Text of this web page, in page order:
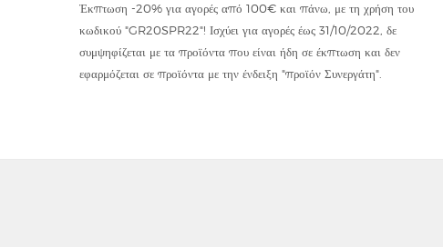
Έκπτωση -20% για αγορές από 100€ και πάνω, με τη χρήση του
κωδικού "GR20SPR22"! Ισχύει για αγορές έως 31/10/2022, δε
συμψηφίζεται με τα προϊόντα που είναι ήδη σε έκπτωση και δεν
εφαρμόζεται σε προϊόντα με την ένδειξη "προϊόν Συνεργάτη".